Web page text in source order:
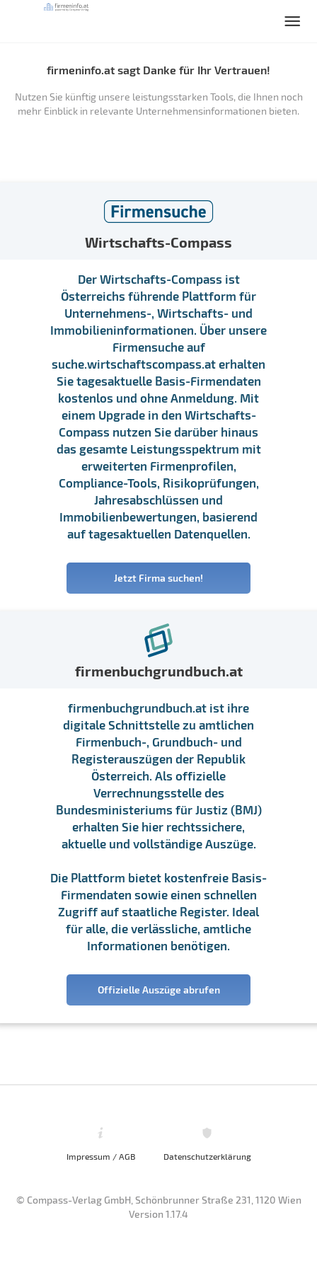
firmeninfo.at sagt Danke für Ihr Vertrauen!
Nutzen Sie künftig unsere leistungsstarken Tools, die Ihnen noch
mehr Einblick in relevante Unternehmensinformationen bieten.
Wirtschafts-Compass
Der Wirtschafts-Compass ist
Österreichs führende Plattform für
Unternehmens-, Wirtschafts- und
Immobilieninformationen. Über unsere
Firmensuche auf
suche.wirtschaftscompass.at erhalten
Sie tagesaktuelle Basis-Firmendaten
kostenlos und ohne Anmeldung. Mit
einem Upgrade in den Wirtschafts-
Compass nutzen Sie darüber hinaus
das gesamte Leistungsspektrum mit
erweiterten Firmenprofilen,
Compliance-Tools, Risikoprüfungen,
Jahresabschlüssen und
Immobilienbewertungen, basierend
auf tagesaktuellen Datenquellen.
Jetzt Firma suchen!
firmenbuchgrundbuch.at
firmenbuchgrundbuch.at ist ihre
digitale Schnittstelle zu amtlichen
Firmenbuch-, Grundbuch- und
Registerauszügen der Republik
Österreich. Als offizielle
Verrechnungsstelle des
Bundesministeriums für Justiz (BMJ)
erhalten Sie hier rechtssichere,
aktuelle und vollständige Auszüge.
Die Plattform bietet kostenfreie Basis-
Firmendaten sowie einen schnellen
Zugriff auf staatliche Register. Ideal
für alle, die verlässliche, amtliche
Informationen benötigen.
Offizielle Auszüge abrufen
Impressum / AGB Datenschutzerklärung
© Compass-Verlag GmbH, Schönbrunner Straße 231, 1120 Wien
Version 1.17.4